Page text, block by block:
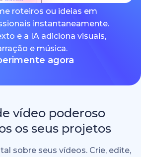
roteiros ou ideias em
instantaneamente.
e a IA adiciona visuais,
e música.
agora
vídeo poderoso
os seus projetos
sobre seus vídeos. Crie, edite,